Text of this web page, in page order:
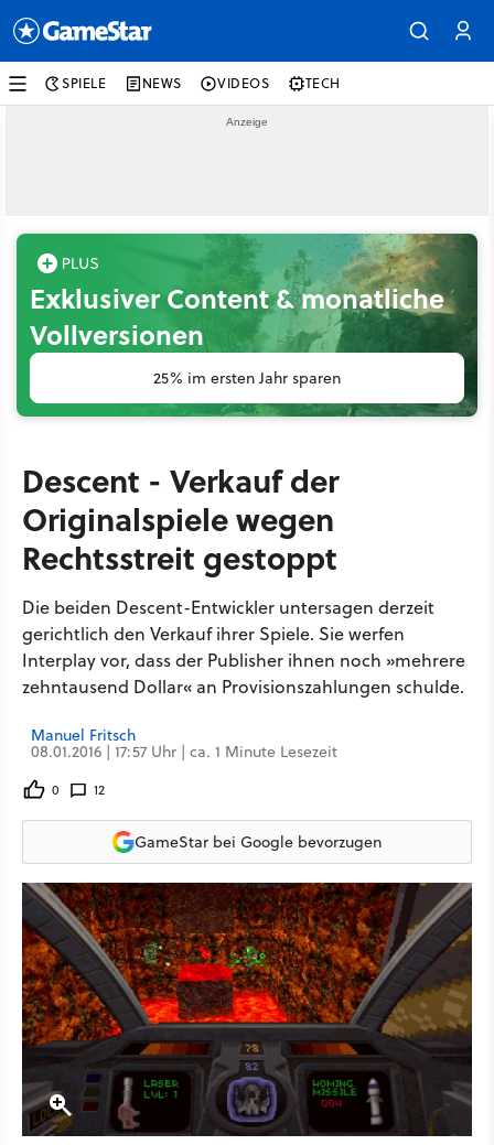
SPIELE NEWS VIDEOS TECH
Exklusiver Content & monatliche
Vollversionen
25% im ersten Jahr sparen
Descent - Verkauf der
Originalspiele wegen
Rechtsstreit gestoppt
Die beiden Descent-Entwickler untersagen derzeit
gerichtlich den Verkauf ihrer Spiele. Sie werfen
Interplay vor, dass der Publisher ihnen noch »mehrere
zehntausend Dollar« an Provisionszahlungen schulde.
Manuel Fritsch
08.01.2016 | 17:57 Uhr | ca. 1 Minute Lesezeit
0 12
GameStar bei Google bevorzugen